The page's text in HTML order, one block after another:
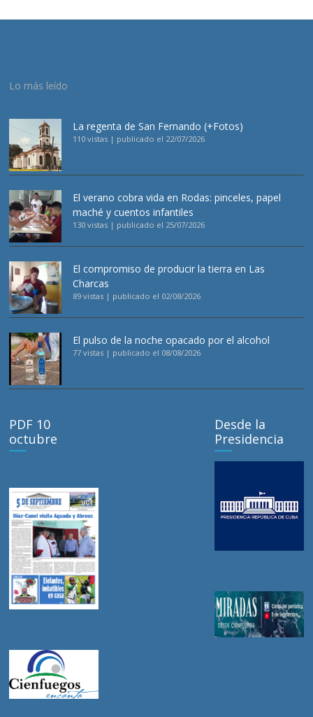
Lo más leído
La regenta de San Fernando (+Fotos)
110 vistas | publicado el 22/07/2026
El verano cobra vida en Rodas: pinceles, papel
maché y cuentos infantiles
130 vistas | publicado el 25/07/2026
El compromiso de producir la tierra en Las
Charcas
89 vistas | publicado el 02/08/2026
El pulso de la noche opacado por el alcohol
77 vistas | publicado el 08/08/2026
PDF 10
octubre
Desde la
Presidencia